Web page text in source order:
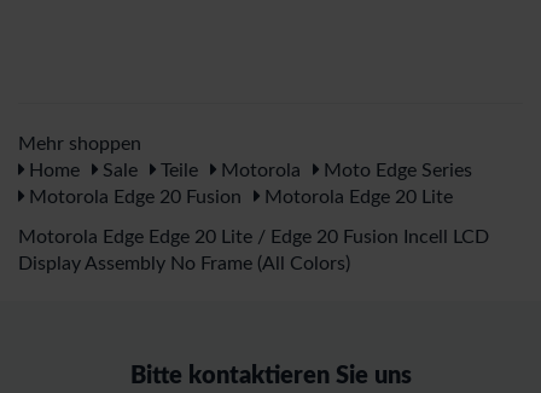
Mehr shoppen
Home
Sale Teile Motorola
Moto Edge Series
Motorola Edge 20 Fusion
Motorola Edge 20 Lite
Motorola Edge Edge 20 Lite / Edge 20 Fusion Incell LCD
Display Assembly No Frame (All Colors)
Bitte kontaktieren Sie uns